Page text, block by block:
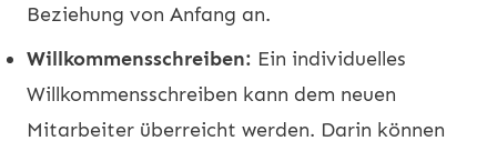
Beziehung von Anfang an.
Willkommensschreiben: Ein individuelles
Willkommensschreiben kann dem neuen
Mitarbeiter überreicht werden. Darin können